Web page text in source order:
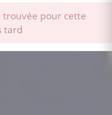
pour cette
tard